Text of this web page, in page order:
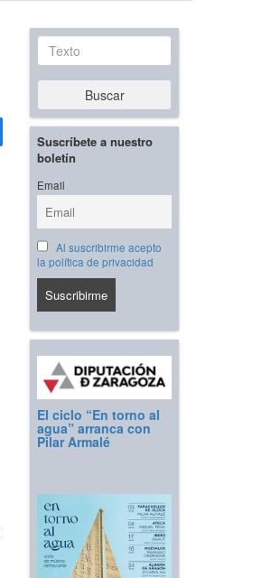
Texto
Buscar
Suscríbete a nuestro
boletín
Email
Al suscribirme acepto
la política de privacidad
El ciclo “En torno al
agua” arranca con
Pilar Armalé